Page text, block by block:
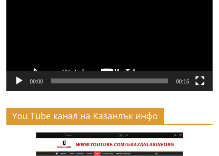
00:00 00:15
You Tube канал на Казанлък инфо